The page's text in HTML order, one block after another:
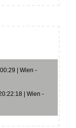
| Wien -
| Wien -